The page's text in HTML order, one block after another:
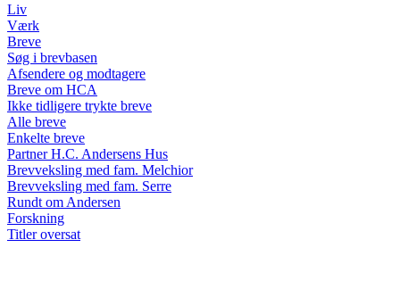
Liv
Værk
Breve
Søg i brevbasen
Afsendere og modtagere
Breve om HCA
Ikke tidligere trykte breve
Alle breve
Enkelte breve
Partner H.C. Andersens Hus
Brevveksling med fam. Melchior
Brevveksling med fam. Serre
Rundt om Andersen
Forskning
Titler oversat